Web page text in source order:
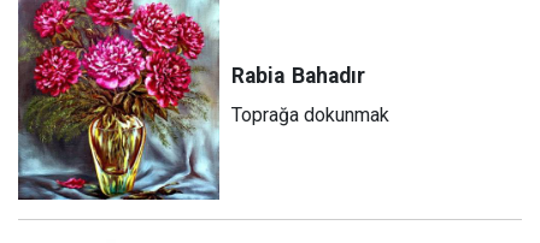
Rabia Bahadır
Toprağa dokunmak